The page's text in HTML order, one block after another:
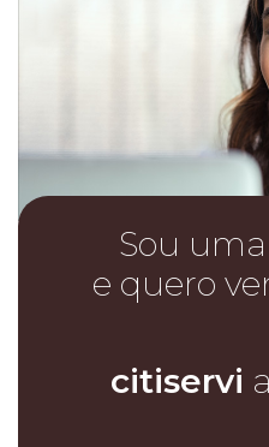
Sou
e quero
citiservi